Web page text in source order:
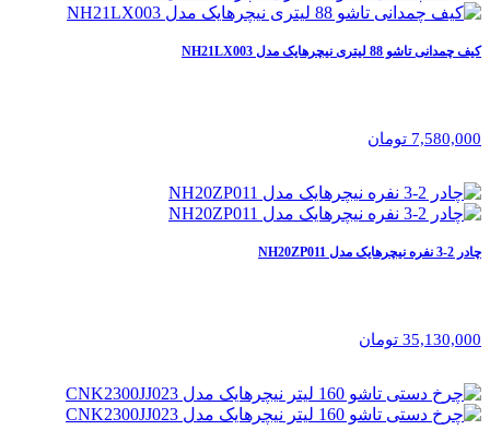
کیف چمدانی تاشو 88 لیتری نیچرهایک مدل NH21LX003
7,580,000 تومان
چادر 2-3 نفره نیچرهایک مدل NH20ZP011
35,130,000 تومان